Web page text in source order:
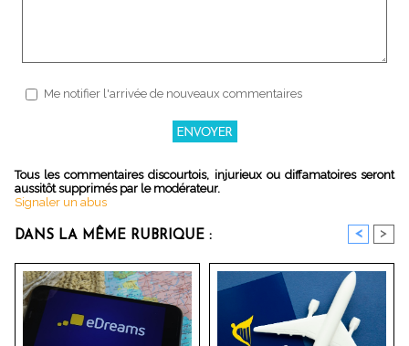
Me notifier l'arrivée de nouveaux commentaires
Tous les commentaires discourtois, injurieux ou diffamatoires seront
aussitôt supprimés par le modérateur.
Signaler un abus
DANS LA MÊME RUBRIQUE : < >